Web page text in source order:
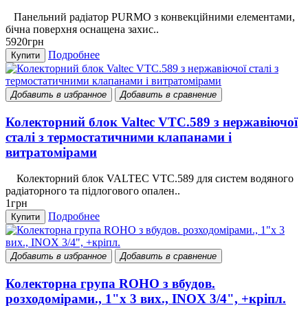
Панельний радіатор PURMO з конвекційними елементами,
бічна поверхня оснащена захис..
5920грн
Купити Подробнее
Добавить в избранное Добавить в сравнение
Колекторний блок Valtec VTC.589 з нержавіючої
сталі з термостатичними клапанами і
витратомірами
Колекторний блок VALTEC VTC.589 для систем водяного
радіаторного та підлогового опален..
1грн
Купити Подробнее
Добавить в избранное Добавить в сравнение
Колекторна група ROHO з вбудов.
розходомірами., 1"х 3 вих., INOX 3/4", +кріпл.